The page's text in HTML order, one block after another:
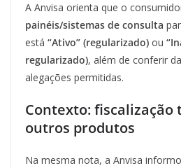
A Anvisa orienta que o
painéis/sistemas de consulta
está “Ativo” (regularizado) ou
regularizado), além de conferir
alegações permitidas.
Contexto:
outros produtos
Na mesma nota, a Anvisa